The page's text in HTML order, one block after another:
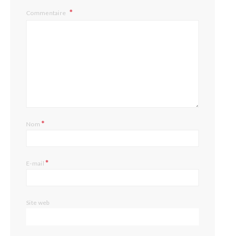
Commentaire
Nom*
E-mail*
Site web